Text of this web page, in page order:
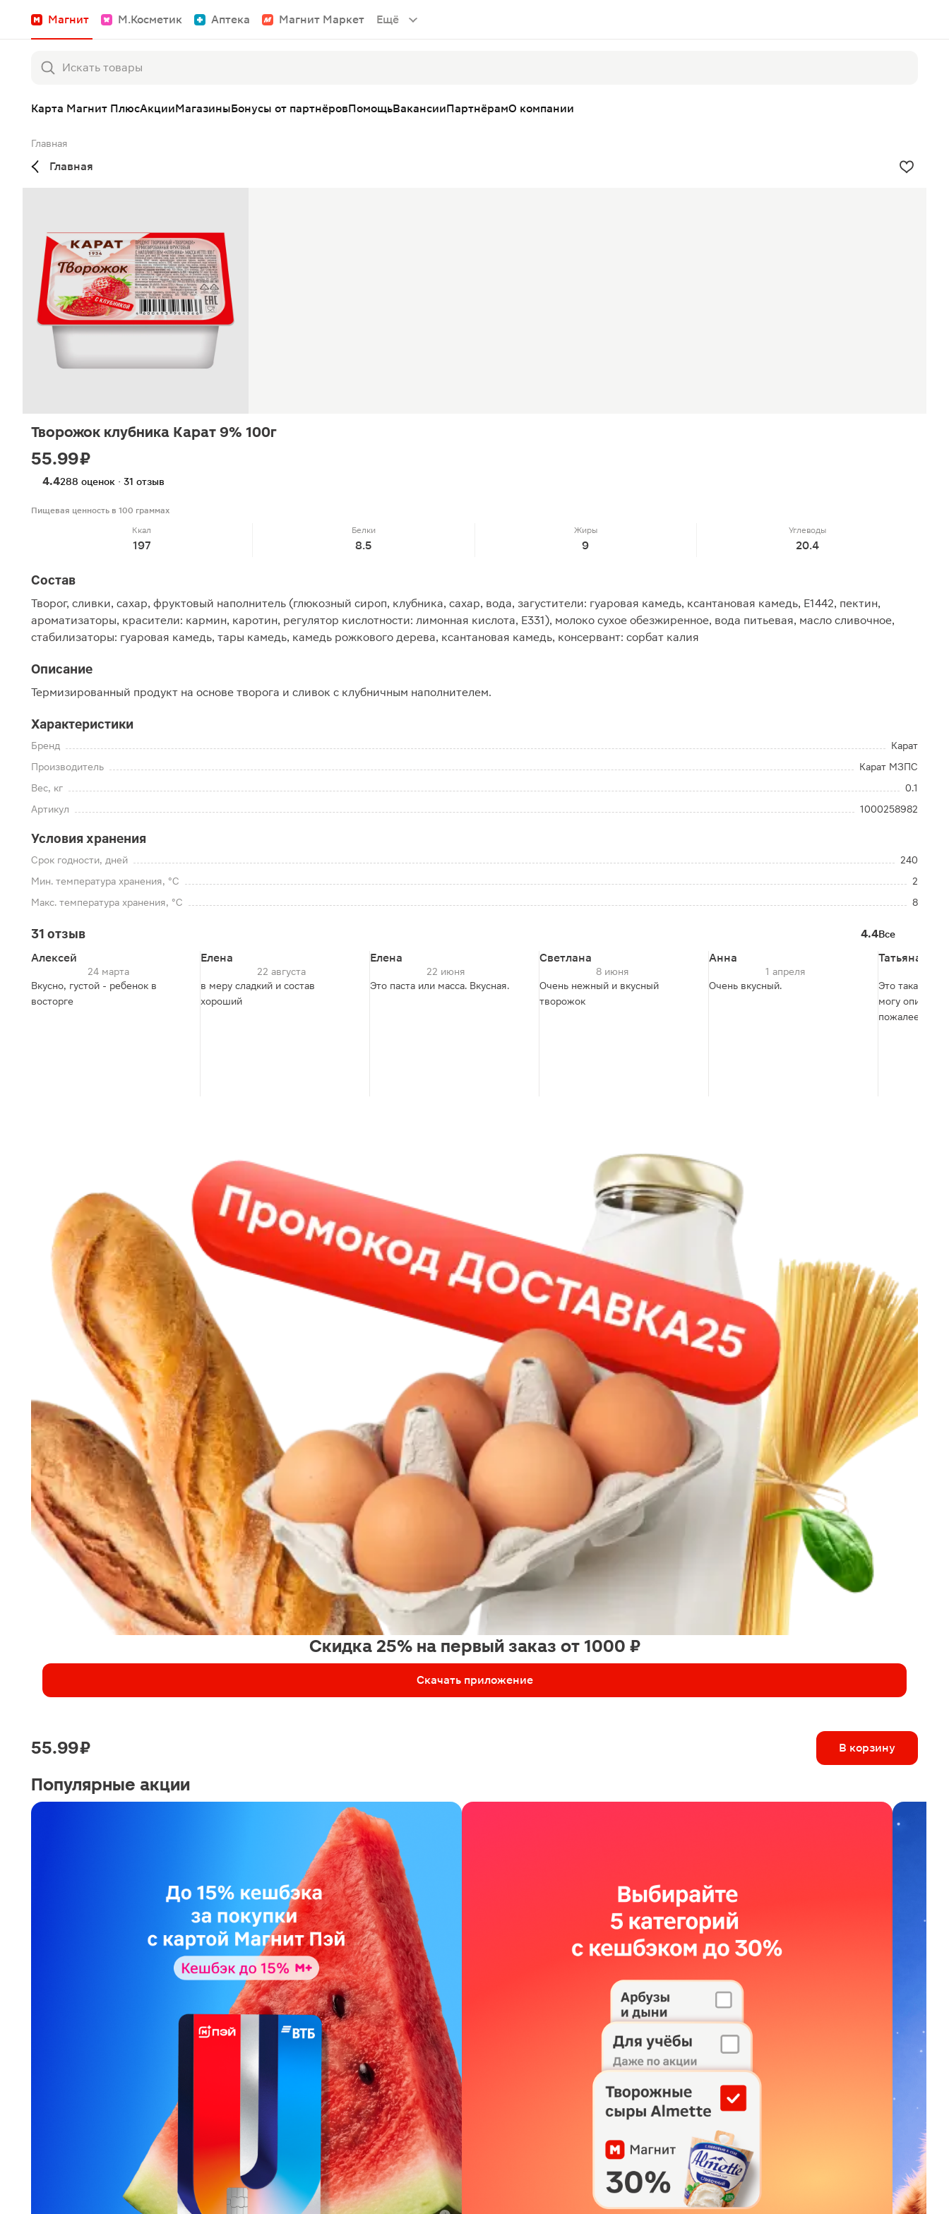
Магнит М.Косметик Аптека Магнит Маркет Ещё
Карта Магнит ПлюсАкцииМагазиныБонусы от партнёровПомощьВакансииПартнёрамО компании
Главная
Главная
Творожок клубника Карат 9% 100г
55.99 ₽
4.4288 оценок · 31 отзыв
Пищевая ценность в 100 граммах
Ккал
197
Белки
8.5
Жиры
9
Углеводы
20.4
Состав
Творог, сливки, сахар, фруктовый наполнитель (глюкозный сироп, клубника, сахар, вода, загустители: гуаровая камедь, ксантановая камедь, Е1442, пектин,
ароматизаторы, красители: кармин, каротин, регулятор кислотности: лимонная кислота, Е331), молоко сухое обезжиренное, вода питьевая, масло сливочное,
стабилизаторы: гуаровая камедь, тары камедь, камедь рожкового дерева, ксантановая камедь, консервант: сорбат калия
Описание
Термизированный продукт на основе творога и сливок с клубничным наполнителем.
Характеристики
Бренд
Карат
Производитель
Карат МЗПС
Вес, кг
0.1
Артикул
1000258982
Условия хранения
Срок годности, дней
240
Мин. температура хранения, °C
2
Макс. температура хранения, °C
8
31 отзыв 4.4Все
Алексей
24 марта
Вкусно, густой - ребенок в
восторге
Елена
22 августа
в меру сладкий и состав
хороший
Елена
22 июня
Это паста или масса. Вкусная.
Светлана
8 июня
Очень нежный и вкусный
творожок
Анна
1 апреля
Очень вкусный.
Татьяна
Это такая
могу описать.
пожалеете
Скидка 25% на первый заказ от 1000 ₽
Скачать приложение
55.99 ₽ В корзину
Популярные акции